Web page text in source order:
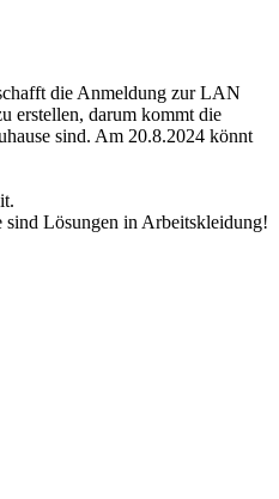
die Anmeldung zur LAN
erstellen, darum kommt die
sind. Am 20.8.2024 könnt
sind Lösungen in Arbeitskleidung!